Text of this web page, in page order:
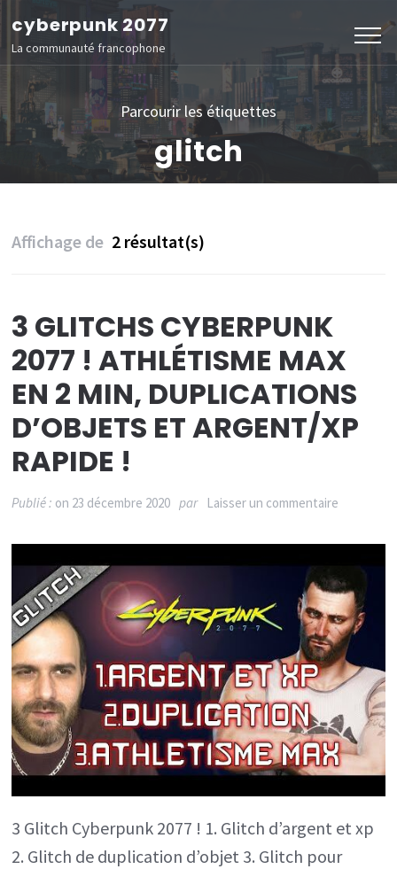
au
contenu
(Pressez
Entrée)
cyberpunk 2077
La communauté francophone
Parcourir les étiquettes
glitch
Affichage de 2 résultat(s)
3 GLITCHS CYBERPUNK
2077 ! ATHLÉTISME MAX
EN 2 MIN, DUPLICATIONS
D’OBJETS ET ARGENT/XP
RAPIDE !
Publié : on 23 décembre 2020 par Laisser un commentaire
2077
!
EN
2
D’OBJETS
3 Glitch Cyberpunk 2077 ! 1. Glitch d’argent et xp
2. Glitch de duplication d’objet 3. Glitch pour